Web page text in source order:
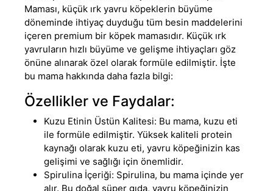
Maması, küçük ırk yavru köpeklerin büyüme
döneminde ihtiyaç duyduğu tüm besin maddelerini
içeren premium bir köpek mamasıdır. Küçük ırk
yavruların hızlı büyüme ve gelişme ihtiyaçları göz
önüne alınarak özel olarak formüle edilmiştir. İşte
bu mama hakkında daha fazla bilgi:
Özellikler ve Faydalar:
Kuzu Etinin Üstün Kalitesi: Bu mama, kuzu eti
ile formüle edilmiştir. Yüksek kaliteli protein
kaynağı olarak kuzu eti, yavru köpeğinizin kas
gelişimi ve sağlığı için önemlidir.
Spirulina İçeriği: Spirulina, bu mama içinde yer
alır. Bu doğal süper gıda, yavru köpeğinizin